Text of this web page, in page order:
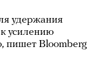
удержания
усилению
пишет Bloomberg